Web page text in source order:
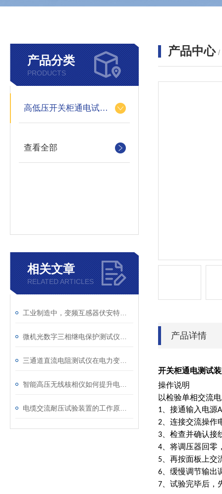
产品分类
PRODUCTS
高低压开关柜通电试验台
查看全部
相关文章
RELATED ARTICLES
产品中心 /
产品详情
开关柜通电测试
操作说明
以检验单相交流
1 、接通输入电源
2 、连接交流操
3 、检查并确认
4 、将调压器回零
5 、再按面板上
6 、缓慢调节输
7 、试验完毕后